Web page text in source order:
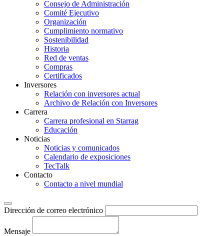
Consejo de Administración
Comité Ejecutivo
Organización
Cumplimiento normativo
Sostenibilidad
Historia
Red de ventas
Compras
Certificados
Inversores
Relación con inversores actual
Archivo de Relación con Inversores
Carrera
Carrera profesional en Starrag
Educación
Noticias
Noticias y comunicados
Calendario de exposiciones
TecTalk
Contacto
Contacto a nivel mundial
Dirección de correo electrónico
Mensaje